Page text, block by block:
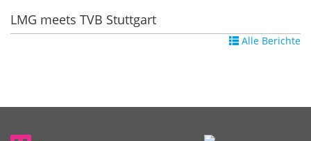
LMG meets TVB Stuttgart
Alle Berichte